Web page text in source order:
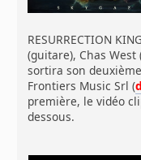
RESURRECTION
(guitare), Chas
sortira son
Frontiers Music Srl (
première, le vidéo
dessous.